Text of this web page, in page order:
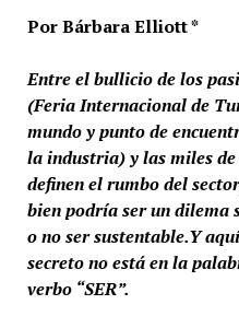
Por Bárbara Elliott *
Entre el bullicio de los
(Feria Internacional de
mundo y punto de
la industria) y las miles de
definen el rumbo del
bien podría ser un dilema
o no ser sustentable.Y
secreto no está en la
verbo “SER”.